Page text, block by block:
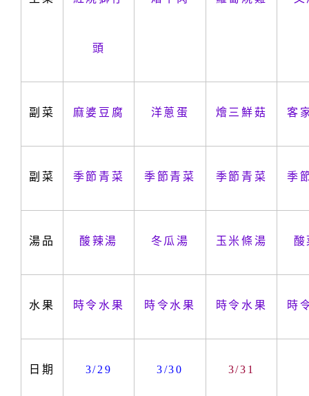
頭
副菜 麻婆豆腐 洋蔥蛋 燴三鮮菇 客
副菜 季節青菜 季節青菜 季節青菜 季
湯品 酸辣湯 冬瓜湯 玉米條湯 酸
水果 時令水果 時令水果 時令水果 時
日期 3/29 3/30 3/31